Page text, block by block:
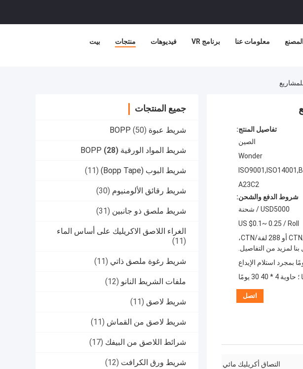
بيت منتجات فيديوهات برنامج VR معلومات عنا
جميع المنتجات
شريط عبوة BOPP (50)
شريط المواد الورقية BOPP (28)
شريط البوب (Bopp Tape) (11)
شريط رقائق الألومنيوم (30)
شريط ملصق ذو جانبين (31)
الغراء اللاصق الاكريليك على أساس الماء
(11)
شريط رغوة ملصق ذاتي (11)
ملفات الشريط النانو (12)
شريط لاصق (11)
شريط لاصق من القماش (11)
شرائط اللاصق من البيفك (17)
شريط ورق الكرافت (12)
تفاصيل المنتج:
الصين
Wonder
A23C2
شروط الدفع والشحن:
USD5000 / شحنة
US $0.1~ 0.25 / Roll
12 لفة/يتقلص، 144 لفة/CTN أو 288 لفة/CTN،
لمزيد من التفاصيل.
اتصل
التصاق أكريليك مائي